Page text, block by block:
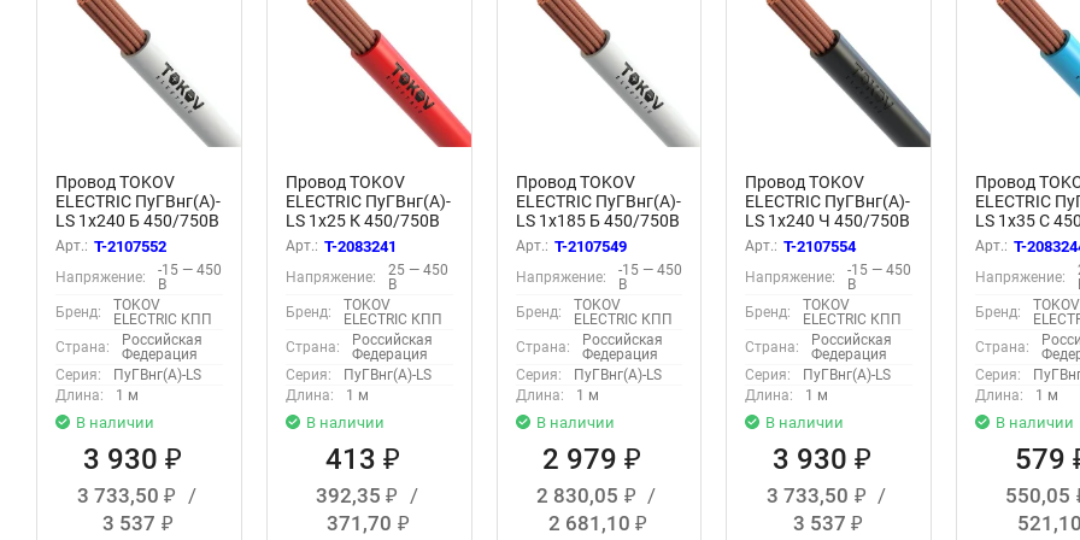
Провод TOKOV
ELECTRIC ПуГВнг(А)-
LS 1х240 Б 450/750В
(м) УТ000032041
Арт.: T-2107552
Напряжение:
-15 — 450
В
Бренд:
TOKOV
ELECTRIC КПП
Страна:
Российская
Федерация
Серия:
ПуГВнг(А)-LS
Длина:
1 м
В наличии
3 930 ₽
3 733,50 ₽
/
3 537 ₽
Провод TOKOV
ELECTRIC ПуГВнг(А)-
LS 1х25 К 450/750В
(м) 00-00029637
Арт.: T-2083241
Напряжение:
25 — 450
В
Бренд:
TOKOV
ELECTRIC КПП
Страна:
Российская
Федерация
Серия:
ПуГВнг(А)-LS
Длина:
1 м
В наличии
413 ₽
392,35 ₽
/
371,70 ₽
Провод TOKOV
ELECTRIC ПуГВнг(А)-
LS 1х185 Б 450/750В
(м) УТ000032038
Арт.: T-2107549
Напряжение:
-15 — 450
В
Бренд:
TOKOV
ELECTRIC КПП
Страна:
Российская
Федерация
Серия:
ПуГВнг(А)-LS
Длина:
1 м
В наличии
2 979₽
2 830,05 ₽
/
2 681,10 ₽
Провод TOKOV
ELECTRIC ПуГВнг(А)-
LS 1х240 Ч 450/750В
(м) УТ000032043
Арт.: T-2107554
Напряжение:
-15 — 450
В
Бренд:
TOKOV
ELECTRIC КПП
Страна:
Российская
Федерация
Серия:
ПуГВнг(А)-LS
Длина:
1 м
В наличии
3 930₽
3 733,50 ₽
/
3 537 ₽
Провод
ELECTRIC
LS 1х35 С
(м) 00-
Арт.: T-
Напряжение:
Бренд:
TOKOV
Страна:
Серия:
Длина:
1 м
В наличии
579
550,05
521,10